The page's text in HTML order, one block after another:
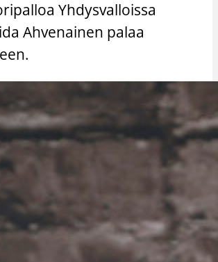
Yhdysvalloissa
Ahvenainen palaa